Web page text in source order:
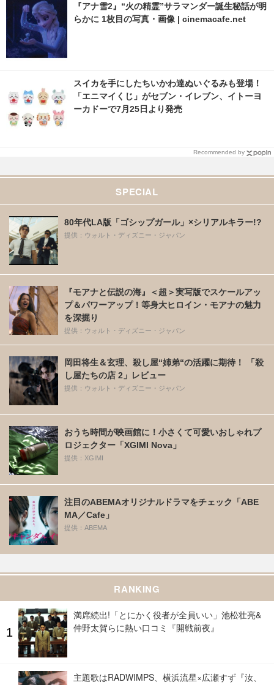
『アナ雪2』“火の精霊”サラマンダー誕生秘話が明
らかに 1枚目の写真・画像 | cinemacafe.net
スイカを手にしたちいかわ達ぬいぐるみも登場！
「エニマイくじ」がセブン・イレブン、イトーヨ
ーカドーで7月25日より発売
Recommended by
SPECIAL
80年代LA版「ゴシップガール」×シリアルキラー!?
提供：ウォルト・ディズニー・ジャパン
『モアナと伝説の海』＜超＞実写版でスケールアッ
プ＆パワーアップ！等身大ヒロイン・モアナの魅力
を深掘り
提供：ウォルト・ディズニー・ジャパン
岡田将生＆玄理、殺し屋“姉弟“の活躍に期待！ 「殺
し屋たちの店 2」レビュー
提供：ウォルト・ディズニー・ジャパン
おうち時間が映画館に！小さくて可愛いおしゃれプ
ロジェクター「XGIMI Nova」
提供：XGIMI
注目のABEMAオリジナルドラマをチェック「ABE
MA／Cafe」
提供：ABEMA
RANKING
満席続出!「とにかく役者が全員いい」池松壮亮&
仲野太賀らに熱い口コミ『開戦前夜』
主題歌はRADWIMPS、横浜流星×広瀬すず『汝、